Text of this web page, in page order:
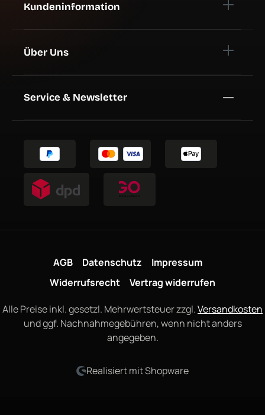
Kundeninformation
Über Uns
Service & Newsletter
AGB Datenschutz
Impressum
Widerrufsrecht
Vertrag widerrufen
Alle Preise inkl. gesetzl. Mehrwertsteuer zzgl.Versandkosten
und ggf. Nachnahmegebühren, wenn nicht anders
angegeben.
Realisiert mit Shopware